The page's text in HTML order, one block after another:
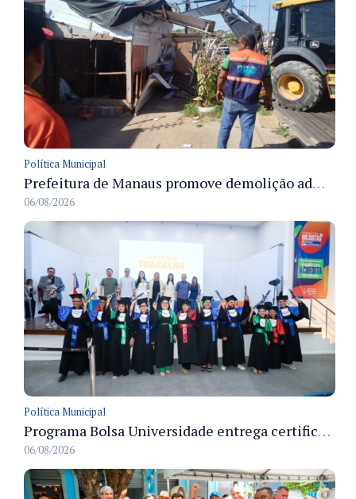
Política Municipal
Prefeitura de Manaus promove demolição administrativa de cinco estruturas que ocupavam calçada pública
06/08/2026
Política Municipal
Programa Bolsa Universidade entrega certificados a formandos em Manaus na sede do Executivo municipal
06/08/2026